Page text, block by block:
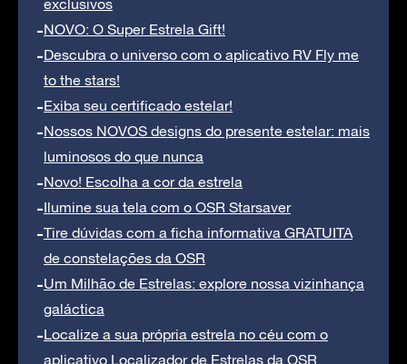
exclusivos
NOVO: O Super Estrela Gift!
Descubra o universo com o aplicativo RV Fly me
to the stars!
Exiba seu certificado estelar!
Nossos NOVOS designs do presente estelar: mais
luminosos do que nunca
Novo! Escolha a cor da estrela
Ilumine sua tela com o OSR Starsaver
Tire dúvidas com a ficha informativa GRATUITA
de constelações da OSR
Um Milhão de Estrelas: explore nossa vizinhança
galáctica
Localize a sua própria estrela no céu com o
aplicativo Localizador de Estrelas da OSR